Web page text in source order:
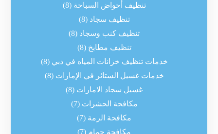
تنظيف أحواض السباحة (8)
تنظيف سجاد (8)
تنظيف كنب وسجاد (8)
تنظيف مطابخ (8)
خدمات تنظيف خزانات المياه في دبي (8)
خدمات غسيل الستائر في الإمارات (8)
غسيل سجاد الامارات (8)
مكافحة الحشرات (7)
مكافحة الرمة (7)
مكافحة حمام (7)